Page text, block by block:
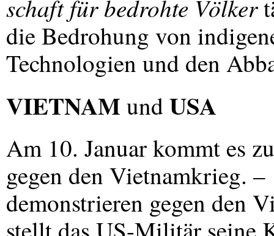
schaft für bedrohte Völker
die Bedrohung von
Technologien und den
VIETNAM undUSA
Am 10. Januar kommt es
gegen den Vietnamkrieg.
demonstrieren gegen den